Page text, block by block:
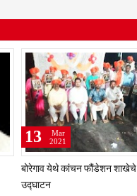
श्री मल्लिकार्जुन प्रशालेकडून
उमाकांत गाढवे यांचा सत्कार
25
Mar
2021